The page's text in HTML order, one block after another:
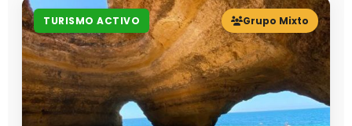
TURISMO ACTIVO Grupo Mixto